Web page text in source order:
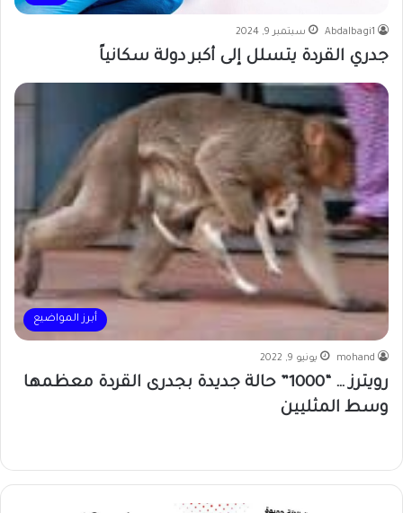
Abdalbagi1 سبتمبر 9, 2024
جدري القردة يتسلل إلى أكبر دولة سكانياً
أبرز المواضيع
mohand يونيو 9, 2022
رويترز … “1000” حالة جديدة بجدرى القردة معظمها
وسط المثليين